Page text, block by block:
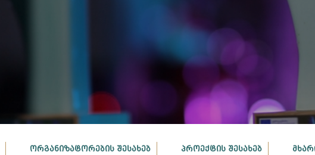
ᲝᲠᲒᲐᲜᲘᲖᲐᲢᲝᲠᲔᲑᲘᲡ ᲨᲔᲡᲐᲮᲔᲑ ᲞᲠᲝᲔᲥᲢᲘᲡ ᲨᲔᲡᲐᲮᲔᲑ